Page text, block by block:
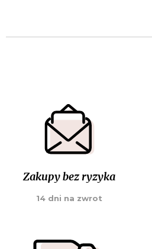
Zakupy bez ryzyka
14 dni na zwrot